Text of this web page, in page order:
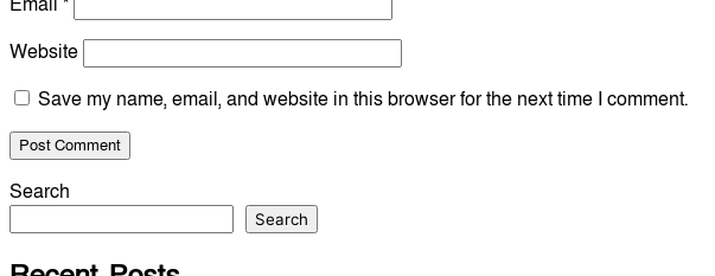
Website
Save my name, email, and website in this browser for the next time I comment.
Search
Search